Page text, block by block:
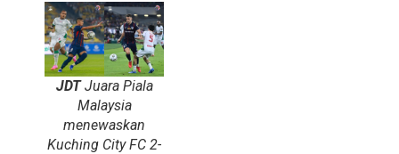
JDTJuara Piala
Malaysia
menewaskan
Kuching City FC 2-